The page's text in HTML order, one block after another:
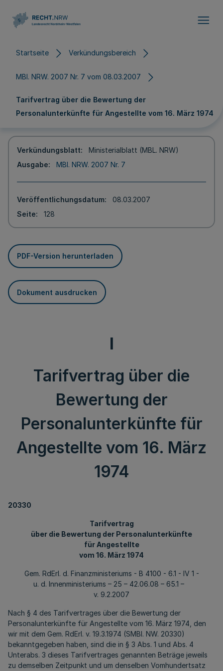
Startseite Verkündungsbereich
MBl. NRW. 2007 Nr. 7 vom 08.03.2007
Tarifvertrag über die Bewertung der
Personalunterkünfte für Angestellte vom 16. März 1974
Verkündungsblatt
Ministerialblatt (MBL. NRW)
Ausgabe
MBl. NRW. 2007 Nr. 7
Veröffentlichungsdatum
08.03.2007
Seite
128
PDF-Version herunterladen
Dokument ausdrucken
I
Tarifvertrag über die
Bewertung der
Personalunterkünfte für
Angestellte vom 16. März
1974
20330
Tarifvertrag
über die Bewertung der Personalunterkünfte
für Angestellte
vom 16. März 1974
Gem. RdErl. d. Finanzministeriums - B 4100 - 6.1 - IV 1 -
u. d. Innenministeriums – 25 – 42.06.08 – 65.1 –
v. 9.2.2007
Nach § 4 des Tarifvertrages über die Bewertung der
Personalunterkünfte für Angestellte vom 16. März 1974, den
wir mit dem Gem. RdErl. v. 19.3.1974 (SMBl. NW. 20330)
bekanntgegeben haben, sind die in § 3 Abs. 1 und Abs. 4
Unterabs. 3 dieses Tarifvertrages genannten Beträge jeweils
zu demselben Zeitpunkt und um denselben Vomhundertsatz